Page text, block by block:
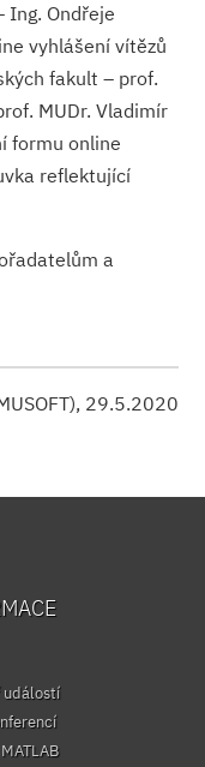
Ing. Ondřeje
vyhlášení vítězů
fakult – prof.
MUDr. Vladimír
formu online
reflektující
a
29.5.2020
událostí